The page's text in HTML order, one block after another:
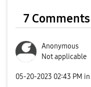
7 Comments
Anonymous
Not applicable
‎05-20-2023 02:43 PM in